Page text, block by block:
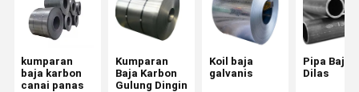
kumparan
baja karbon
canai panas
Kumparan
Baja Karbon
Gulung Dingin
Koil baja
galvanis
Pipa Baja
Dilas